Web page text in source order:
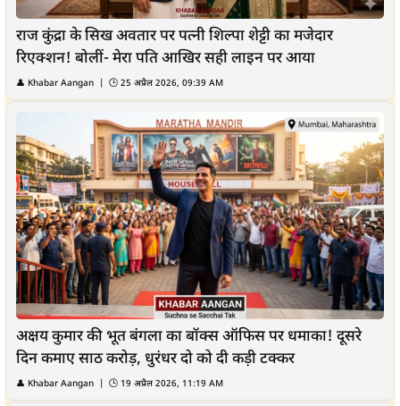
राज कुंद्रा के सिख अवतार पर पत्नी शिल्पा शेट्टी का मजेदार
रिएक्शन! बोलीं- मेरा पति आखिर सही लाइन पर आया
👤 Khabar Aangan | 🕒 25 अप्रैल 2026, 09:39 AM
अक्षय कुमार की भूत बंगला का बॉक्स ऑफिस पर धमाका! दूसरे
दिन कमाए साठ करोड़, धुरंधर दो को दी कड़ी टक्कर
👤 Khabar Aangan | 🕒 19 अप्रैल 2026, 11:19 AM